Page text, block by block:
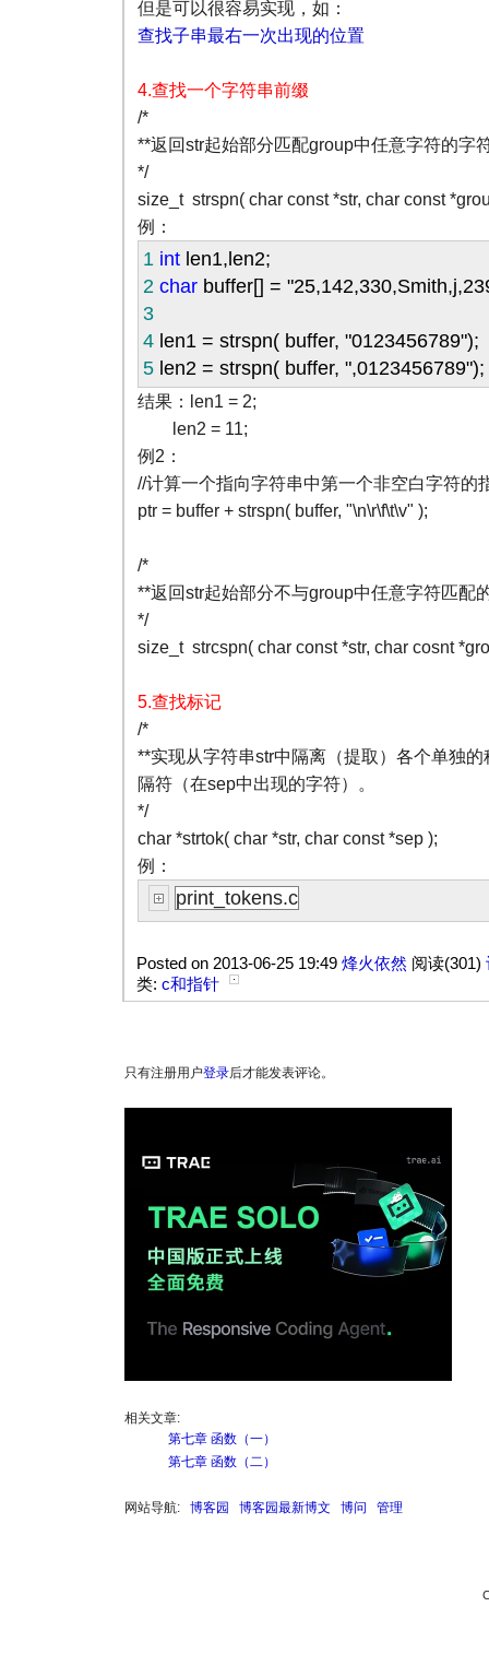
但是可以很容易实现，如：
查找子串最右一次出现的位置
4.查找一个字符串前缀
/*
**返回str起始部分匹配group中任意字符的字
*/
size_t strspn( char const *str, char const
例：
1 int len1,len2;
2 char buffer[] = "
3
4 len1 = strspn( buffer, "0123456789");
5 len2 = strspn( buffer, ",0123456789");
结果：len1 = 2;
len2 = 11;
例2：
//计算一个指向字符串中第一个非空白字符的
ptr = buffer + strspn( buffer, "\n\r\f\t\v" );
/*
**返回str起始部分不与group中任意字符匹配
*/
size_t strcspn( char const *str, char cosnt
5.查找标记
/*
**实现从字符串str中隔离（提取）各个单独
隔符（在sep中出现的字符）。
*/
char *strtok( char *str, char const *sep );
例：
print_tokens.c
Posted on 2013-06-25 19:49 烽火依然 阅读(301)
类: c和指针
只有注册用户登录后才能发表评论。
相关文章:
第七章 函数（一）
第七章 函数（二）
网站导航: 博客园 博客园最新博文 博问 管理